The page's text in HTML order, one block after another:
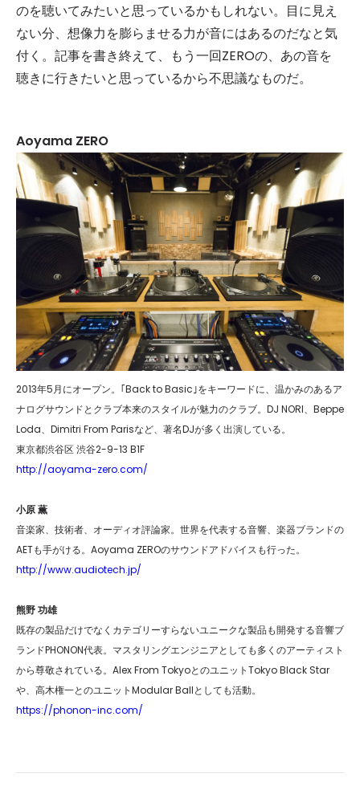
のを聴いてみたいと思っているかもしれない。目に見え
ない分、想像力を膨らませる力が音にはあるのだなと気
付く。記事を書き終えて、もう一回ZEROの、あの音を
聴きに行きたいと思っているから不思議なものだ。
Aoyama ZERO
2013年5月にオープン。｢Back to Basic｣をキーワードに、温かみのあるア
ナログサウンドとクラブ本来のスタイルが魅力のクラブ。DJ NORI、Beppe
Loda、Dimitri From Parisなど、著名DJが多く出演している。
東京都渋谷区 渋谷2-9-13 B1F
http://aoyama-zero.com/
小原 薫
音楽家、技術者、オーディオ評論家。世界を代表する音響、楽器ブランドの
AETも手がける。Aoyama ZEROのサウンドアドバイスも行った。
http://www.audiotech.jp/
熊野 功雄
既存の製品だけでなくカテゴリーすらないユニークな製品も開発する音響ブ
ランドPHONON代表。マスタリングエンジニアとしても多くのアーティスト
から尊敬されている。Alex From TokyoとのユニットTokyo Black Star
や、高木権一とのユニットModular Ballとしても活動。
https://phonon-inc.com/